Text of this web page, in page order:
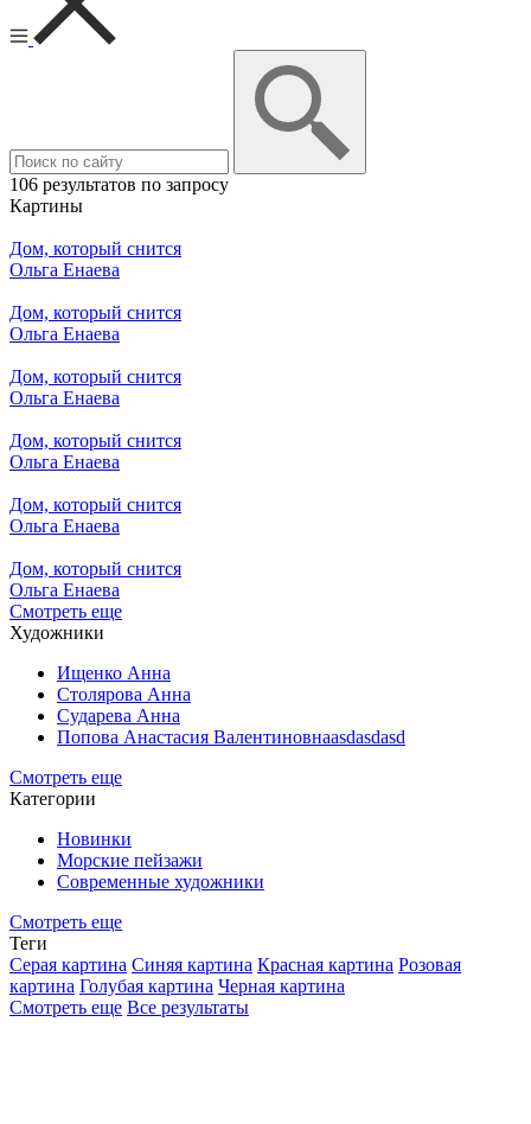
106 результатов по запросу
Картины
Дом, который снится
Ольга Енаева
Дом, который снится
Ольга Енаева
Дом, который снится
Ольга Енаева
Дом, который снится
Ольга Енаева
Дом, который снится
Ольга Енаева
Дом, который снится
Ольга Енаева
Смотреть еще
Художники
Ищенко Анна
Столярова Анна
Сударева Анна
Попова Анастасия Валентиновнаasdasdasd
Смотреть еще
Категории
Новинки
Морские пейзажи
Современные художники
Смотреть еще
Теги
Серая картина Синяя картина Красная картина Розовая
картина Голубая картина Черная картина
Смотреть еще Все результаты